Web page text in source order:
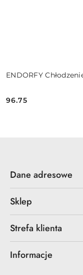
ENDORFY
Cena:
96.75
Dane adresowe
Sklep
Strefa klienta
Informacje